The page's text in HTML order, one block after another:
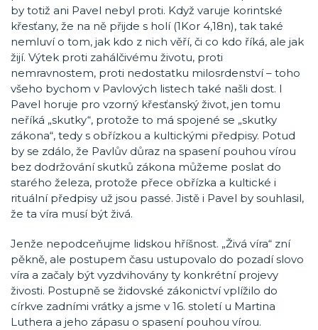
by totiž ani Pavel nebyl proti. Když varuje korintské
křesťany, že na ně přijde s holí (1Kor 4,18n), tak také
nemluví o tom, jak kdo z nich věří, či co kdo říká, ale jak
žijí. Výtek proti zahálčivému životu, proti
nemravnostem, proti nedostatku milosrdenství – toho
všeho bychom v Pavlových listech také našli dost. I
Pavel horuje pro vzorný křesťanský život, jen tomu
neříká „skutky“, protože to má spojené se „skutky
zákona“, tedy s obřízkou a kultickými předpisy. Potud
by se zdálo, že Pavlův důraz na spasení pouhou vírou
bez dodržování skutků zákona můžeme poslat do
starého železa, protože přece obřízka a kultické i
rituální předpisy už jsou passé. Jistě i Pavel by souhlasil,
že ta víra musí být živá.
Jenže nepodceňujme lidskou hříšnost. „Živá víra“ zní
pěkně, ale postupem času ustupovalo do pozadí slovo
víra a začaly být vyzdvihovány ty konkrétní projevy
živosti. Postupně se židovské zákonictví vplížilo do
církve zadními vrátky a jsme v 16. století u Martina
Luthera a jeho zápasu o spasení pouhou vírou.